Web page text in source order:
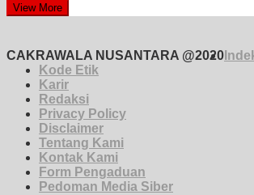
View More
CAKRAWALA NUSANTARA @2020
Kode Etik
Karir
Redaksi
Privacy Policy
Disclaimer
Tentang Kami
Kontak Kami
Form Pengaduan
Pedoman Media Siber